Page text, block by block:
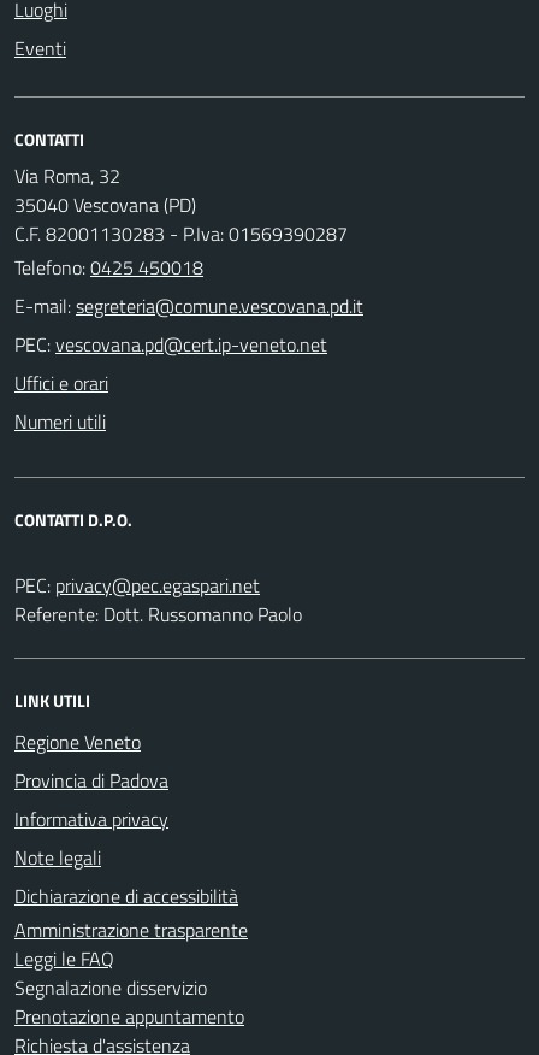
Luoghi
Eventi
CONTATTI
Via Roma, 32
35040 Vescovana (PD)
C.F. 82001130283 - P.Iva: 01569390287
Telefono:0425 450018
E-mail:
PEC:
Uffici e orari
Numeri utili
CONTATTI D.P.O.
PEC:
Referente: Dott. Russomanno Paolo
LINK UTILI
Regione Veneto
Provincia di Padova
Informativa privacy
Note legali
Dichiarazione di accessibilità
Amministrazione trasparente
Leggi le FAQ
Segnalazione disservizio
Prenotazione appuntamento
Richiesta d'assistenza